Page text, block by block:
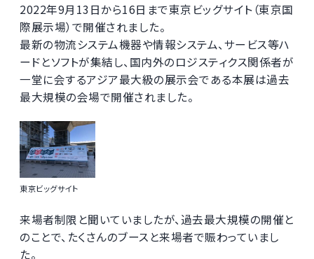
2022年9月13日から16日まで東京ビッグサイト（東京国
際展示場）で開催されました。
最新の物流システム機器や情報システム、サービス等ハ
ードとソフトが集結し、国内外のロジスティクス関係者が
一堂に会するアジア最大級の展示会である本展は過去
最大規模の会場で開催されました。
東京ビッグサイト
来場者制限と聞いていましたが、過去最大規模の開催と
のことで、たくさんのブースと来場者で賑わっていまし
た。